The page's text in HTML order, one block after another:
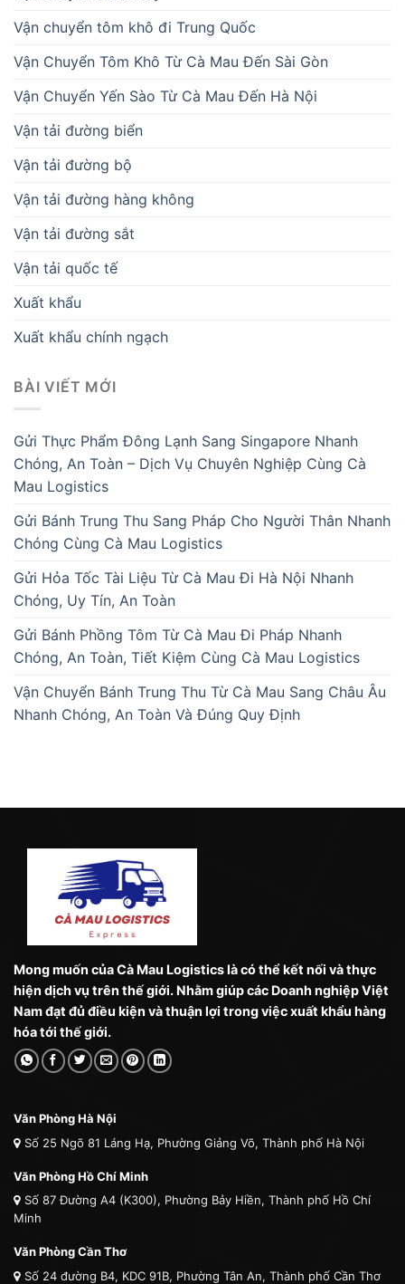
Vận chuyển tôm khô đi Trung Quốc
Vận Chuyển Tôm Khô Từ Cà Mau Đến Sài Gòn
Vận Chuyển Yến Sào Từ Cà Mau Đến Hà Nội
Vận tải đường biển
Vận tải đường bộ
Vận tải đường hàng không
Vận tải đường sắt
Vận tải quốc tế
Xuất khẩu
Xuất khẩu chính ngạch
BÀI VIẾT MỚI
Gửi Thực Phẩm Đông Lạnh Sang Singapore Nhanh
Chóng, An Toàn – Dịch Vụ Chuyên Nghiệp Cùng Cà
Mau Logistics
Gửi Bánh Trung Thu Sang Pháp Cho Người Thân Nhanh
Chóng Cùng Cà Mau Logistics
Gửi Hỏa Tốc Tài Liệu Từ Cà Mau Đi Hà Nội Nhanh
Chóng, Uy Tín, An Toàn
Gửi Bánh Phồng Tôm Từ Cà Mau Đi Pháp Nhanh
Chóng, An Toàn, Tiết Kiệm Cùng Cà Mau Logistics
Vận Chuyển Bánh Trung Thu Từ Cà Mau Sang Châu Âu
Nhanh Chóng, An Toàn Và Đúng Quy Định
Mong muốn của Cà Mau Logistics là có thể kết nối và thực
hiện dịch vụ trên thế giới. Nhằm giúp các Doanh nghiệp Việt
Nam đạt đủ điều kiện và thuận lợi trong việc xuất khẩu hàng
hóa tới thế giới.
Văn Phòng Hà Nội
Số 25 Ngõ 81 Láng Hạ, Phường Giảng Võ, Thành phố Hà Nội
Văn Phòng Hồ Chí Minh
Số 87 Đường A4 (K300), Phường Bảy Hiền, Thành phố Hồ Chí
Minh
Văn Phòng Cần Thơ
Số 24 đường B4, KDC 91B, Phường Tân An, Thành phố Cần Thơ